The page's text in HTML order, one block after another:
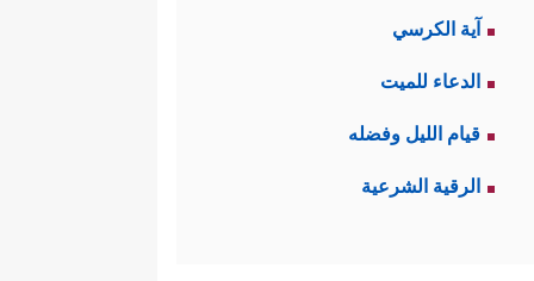
آية الكرسي
الدعاء للميت
قيام الليل وفضله
الرقية الشرعية